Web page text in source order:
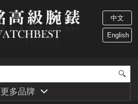
中文
English
更多品牌